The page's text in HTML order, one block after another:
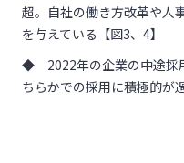
超。自社の働き方改革や人
を与えている【図3、4】
◆ 2022年の企業の中途採
ちらかでの採用に積極的が